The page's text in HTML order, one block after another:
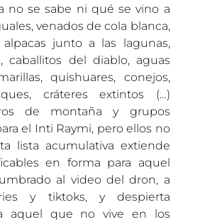
no se sabe ni qué se vino a
venados de cola blanca,
alpacas junto a las lagunas,
caballitos del diablo, aguas
quishuares, conejos,
cráteres extintos (…)
de montaña y grupos
el Inti Raymi, pero ellos no
lista acumulativa extiende
en forma para aquel
al video del dron, a
y tiktoks, y despierta
aquel que no vive en los